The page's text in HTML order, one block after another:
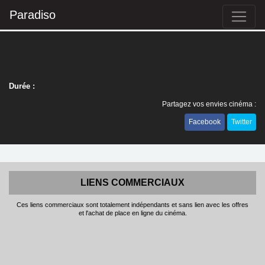
Paradiso
Durée :
Partagez vos envies cinéma :
Facebook Twitter
LIENS COMMERCIAUX
Ces liens commerciaux sont totalement indépendants et sans lien avec les offres
et l'achat de place en ligne du cinéma.